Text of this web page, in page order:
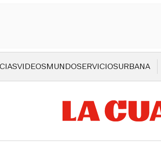
VIDEOSMUNDOSERVICIOSURBANA